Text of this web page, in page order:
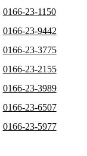
0166-23-1150
0166-23-9442
0166-23-3775
0166-23-2155
0166-23-3989
0166-23-6507
0166-23-5977